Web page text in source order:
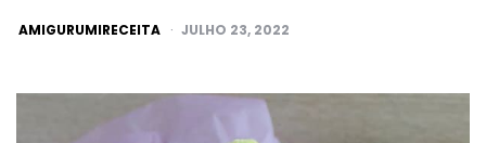
POSTED
BY
AMIGURUMIRECEITA JULHO 23, 2022